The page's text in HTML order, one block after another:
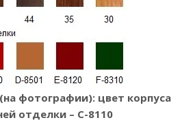
фотографии): цвет корпуса
отделки – С-8110